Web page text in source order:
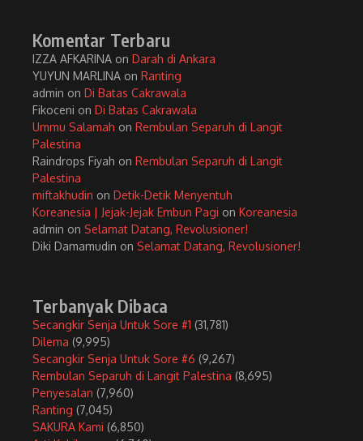
Komentar Terbaru
IZZA AFKARINA on Darah di Ankara
YUYUN MARLINA on Ranting
admin on Di Batas Cakrawala
Fikoceni on Di Batas Cakrawala
Ummu Salamah on Rembulan Separuh di Langit
Palestina
Raindrops Fiyah on Rembulan Separuh di Langit
Palestina
miftakhudin on Detik-Detik Menyentuh
Koreanesia | Jejak-Jejak Embun Pagi on Koreanesia
admin on Selamat Datang, Revolusioner!
Diki Damamudin on Selamat Datang, Revolusioner!
Terbanyak Dibaca
Secangkir Senja Untuk Sore #1 (31,781)
Dilema (9,995)
Secangkir Senja Untuk Sore #6 (9,267)
Rembulan Separuh di Langit Palestina (8,695)
Penyesalan (7,960)
Ranting (7,045)
SAKURA Kami (6,850)